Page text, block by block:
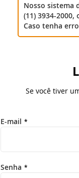
Nosso sistema
(11) 3934-
Caso tenha
Se você tiver
E-mail
Senha